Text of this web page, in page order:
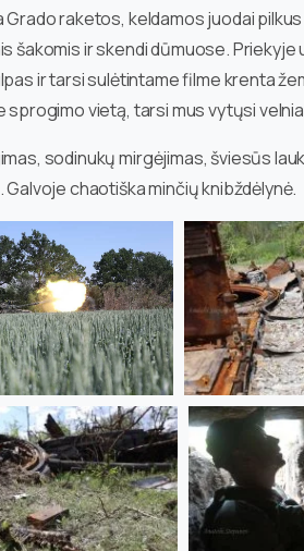
raketos, keldamos juodai
šakomis ir skendi dūmuose.
ir tarsi sulėtintame filme krenta
sprogimo vietą, tarsi mus vytųsi
sodinukų mirgėjimas, šviesūs
chaotiška minčių knibždėlynė.